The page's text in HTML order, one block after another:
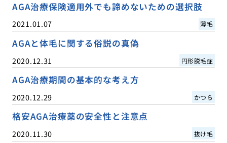
AGA治療保険適用外でも諦めないための選択肢
2021.01.07 薄毛
AGAと体毛に関する俗説の真偽
2020.12.31 円形脱毛症
AGA治療期間の基本的な考え方
2020.12.29 かつら
格安AGA治療薬の安全性と注意点
2020.11.30 抜け毛